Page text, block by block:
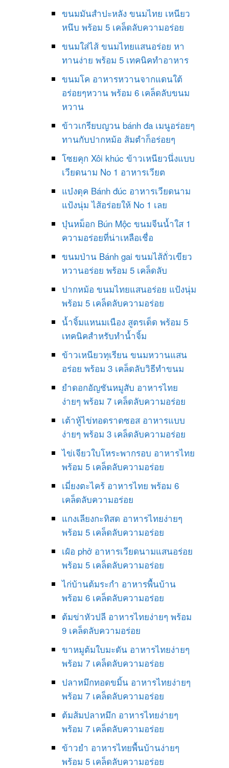
ขนมมันสำปะหลัง ขนมไทย เหนียว
หนึบ พร้อม 5 เคล็ดลับความอร่อย
ขนมใส่ไส้ ขนมไทยแสนอร่อย หา
ทานง่าย พร้อม 5 เทคนิคทำอาหาร
ขนมโค อาหารหวานจากแดนใต้
อร่อยๆหวาน พร้อม 6 เคล็ดลับขนม
หวาน
ข้าวเกรียบญวน bánh đa เมนูอร่อยๆ
ทานกับปากหม้อ ส้มตำก็อร่อยๆ
โซยคุก Xôi khúc ข้าวเหนียวนึ่งแบบ
เวียดนาม No 1 อาหารเวียต
แบ๋งดุค Bánh đúc อาหารเวียดนาม
แป้งนุ่ม ไส้อร่อยให้ No 1 เลย
บุ๋นหม็อก Bún Mộc ขนมจีนน้ำใส 1
ความอร่อยที่น่าเหลือเชื่อ
ขนมป่าน Bánh gai ขนมไส้ถั่วเขียว
หวานอร่อย พร้อม 5 เคล็ดลับ
ปากหม้อ ขนมไทยแสนอร่อย แป้งนุ่ม
พร้อม 5 เคล็ดลับความอร่อย
น้ำจิ้มแหนมเนือง สูตรเด็ด พร้อม 5
เทคนิคสำหรับทำน้ำจิ้ม
ข้าวเหนียวทุเรียน ขนมหวานแสน
อร่อย พร้อม 3 เคล็ดลับวิธีทำขนม
ยำดอกอัญชันหมูสับ อาหารไทย
ง่ายๆ พร้อม 7 เคล็ดลับความอร่อย
เต้าหู้ไข่ทอดราดซอส อาหารแบบ
ง่ายๆ พร้อม 3 เคล็ดลับความอร่อย
ไข่เจียวใบโหระพากรอบ อาหารไทย
พร้อม 5 เคล็ดลับความอร่อย
เมี่ยงตะไคร้ อาหารไทย พร้อม 6
เคล็ดลับความอร่อย
แกงเลียงกะทิสด อาหารไทยง่ายๆ
พร้อม 5 เคล็ดลับความอร่อย
เฝ๋อ phở อาหารเวียดนามแสนอร่อย
พร้อม 5 เคล็ดลับความอร่อย
ไก่บ้านต้มระกำ อาหารพื้นบ้าน
พร้อม 6 เคล็ดลับความอร่อย
ต้มข่าหัวปลี อาหารไทยง่ายๆ พร้อม
9 เคล็ดลับความอร่อย
ขาหมูต้มใบมะดัน อาหารไทยง่ายๆ
พร้อม 7 เคล็ดลับความอร่อย
ปลาหมึกทอดขมิ้น อาหารไทยง่ายๆ
พร้อม 7 เคล็ดลับความอร่อย
ต้มส้มปลาหมึก อาหารไทยง่ายๆ
พร้อม 7 เคล็ดลับความอร่อย
ข้าวยำ อาหารไทยพื้นบ้านง่ายๆ
พร้อม 5 เคล็ดลับความอร่อย